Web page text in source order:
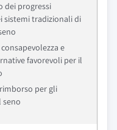
dei progressi
sistemi tradizionali di
e
favorevoli per il
per gli
seno